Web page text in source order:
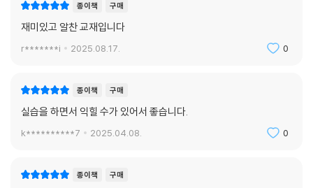
종이책 구매
재미있고 알찬 교재입니다
r*******i 2025.08.17. 0
종이책 구매
실습을 하면서 익힐 수가 있어서 좋습니다.
k**********7 2025.04.08. 0
종이책 구매